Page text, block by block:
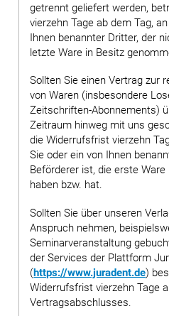
getrennt geliefert werden,
vierzehn Tage ab dem Tag,
Ihnen benannter Dritter, der
letzte Ware in Besitz
Sollten Sie einen Vertrag zur
von Waren (insbesondere
Zeitschriften-Abonnements)
Zeitraum hinweg mit uns
die Widerrufsfrist vierzehn
Sie oder ein von Ihnen
Beförderer ist, die erste
haben bzw. hat.
Sollten Sie über unseren
Anspruch nehmen,
Seminarveranstaltung
der Services der Plattform
(https://www.juradent.de)
Widerrufsfrist vierzehn Tage
Vertragsabschlusses.